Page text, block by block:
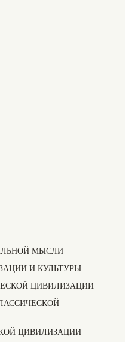
МЫСЛИ
И КУЛЬТУРЫ
ЦИВИЛИЗАЦИИ
ЦИВИЛИЗАЦИИ